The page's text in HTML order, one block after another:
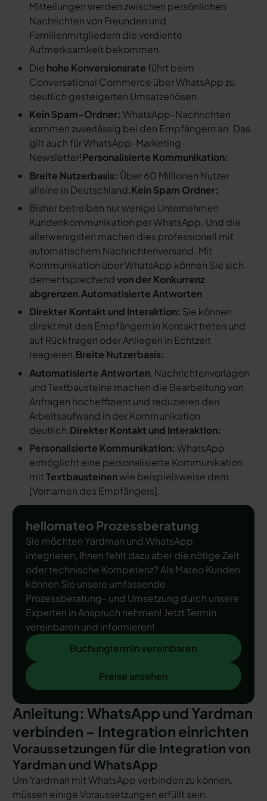
Mitteilungen werden zwischen persönlichen
Nachrichten von Freunden und
Familienmitgliedern die verdiente
Aufmerksamkeit bekommen.
Die hohe Konversionsrate führt beim
Conversational Commerce über WhatsApp zu
deutlich gesteigerten Umsatzerlösen.
Kein Spam-Ordner: WhatsApp-Nachrichten
kommen zuverlässig bei den Empfängern an. Das
gilt auch für WhatsApp-Marketing-
Newsletter!Personalisierte Kommunikation:
Breite Nutzerbasis: Über 60 Millionen Nutzer
alleine in Deutschland.Kein Spam Ordner:
Bisher betreiben nur wenige Unternehmen
Kundenkommunikation per WhatsApp. Und die
allerwenigsten machen dies professionell mit
automatischem Nachrichtenversand. Mit
Kommunikation über WhatsApp können Sie sich
dementsprechendvon der Konkurrenz
abgrenzen.Automatisierte Antworten
Direkter Kontakt und Interaktion: Sie können
direkt mit den Empfängern in Kontakt treten und
auf Rückfragen oder Anliegen in Echtzeit
reagieren.Breite Nutzerbasis:
Automatisierte Antworten, Nachrichtenvorlagen
und Textbausteine machen die Bearbeitung von
Anfragen hocheffizient und reduzieren den
Arbeitsaufwand in der Kommunikation
deutlich.Direkter Kontakt und Interaktion:
Personalisierte Kommunikation: WhatsApp
ermöglicht eine personalisierte Kommunikation
mitTextbausteinenwie beispielsweise dem
[Vornamen des Empfängers].
hellomateo Prozessberatung
Sie möchten Yardman und WhatsApp
integrieren, Ihnen fehlt dazu aber die nötige Zeit
oder technische Kompetenz? Als Mateo Kunden
können Sie unsere umfassende
Prozessberatung- und Umsetzung durch unsere
Experten in Anspruch nehmen! Jetzt Termin
vereinbaren und informieren!
Buchungtermin vereinbaren
Buchungtermin vereinbaren
Preise ansehen
Preise ansehen
Anleitung: WhatsApp und Yardman
verbinden – Integration einrichten
Voraussetzungen für die Integration von
Yardman und WhatsApp
Um Yardman mit WhatsApp verbinden zu können,
müssen einige Voraussetzungen erfüllt sein.